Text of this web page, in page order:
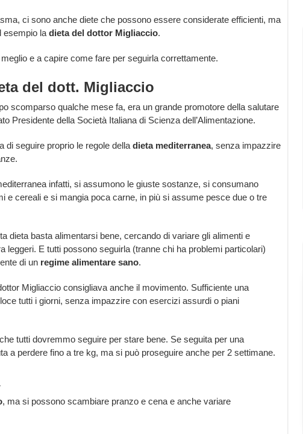
ci sono anche diete che possono essere considerate efficienti, ma
esempio la dieta del dottor Migliaccio.
e a capire come fare per seguirla correttamente.
del dott. Migliaccio
scomparso qualche mese fa, era un grande promotore della salutare
Presidente della Società Italiana di Scienza dell’Alimentazione.
di seguire proprio le regole della dieta mediterranea, senza impazzire
infatti, si assumono le giuste sostanze, si consumano
e cereali e si mangia poca carne, in più si assume pesce due o tre
dieta basta alimentarsi bene, cercando di variare gli alimenti e
leggeri. E tutti possono seguirla (tranne chi ha problemi particolari)
di un regime alimentare sano.
Migliaccio consigliava anche il movimento. Sufficiente una
tutti i giorni, senza impazzire con esercizi assurdi o piani
tutti dovremmo seguire per stare bene. Se seguita per una
a perdere fino a tre kg, ma si può proseguire anche per 2 settimane.
, ma si possono scambiare pranzo e cena e anche variare